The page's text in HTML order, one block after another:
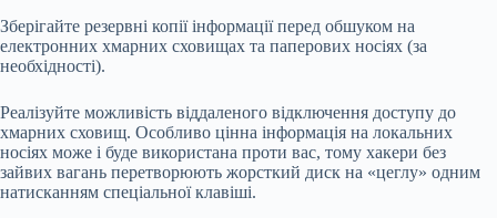
Зберігайте резервні копії інформації перед обшуком на
електронних хмарних сховищах та паперових носіях (за
необхідності).
Реалізуйте можливість віддаленого відключення доступу до
хмарних сховищ. Особливо цінна інформація на локальних
носіях може і буде використана проти вас, тому хакери без
зайвих вагань перетворюють жорсткий диск на «цеглу» одним
натисканням спеціальної клавіші.